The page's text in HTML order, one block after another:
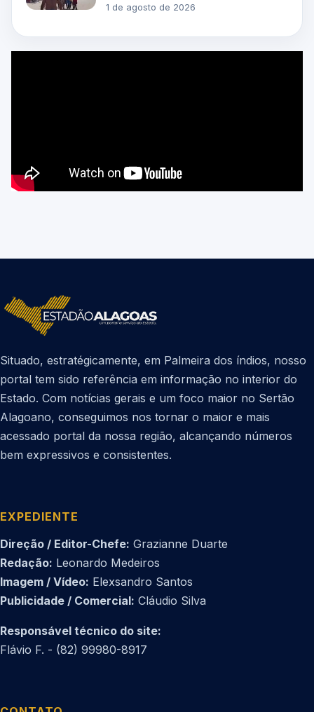
1 de agosto de 2026
Situado, estratégicamente, em Palmeira dos índios, nosso
portal tem sido referência em informação no interior do
Estado. Com notícias gerais e um foco maior no Sertão
Alagoano, conseguimos nos tornar o maior e mais
acessado portal da nossa região, alcançando números
bem expressivos e consistentes.
EXPEDIENTE
Direção / Editor-Chefe: Grazianne Duarte
Redação: Leonardo Medeiros
Imagem / Vídeo: Elexsandro Santos
Publicidade / Comercial: Cláudio Silva
Responsável técnico do site:
Flávio F. - (82) 99980-8917